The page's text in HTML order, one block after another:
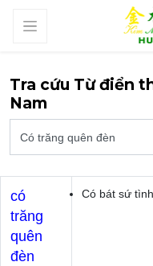
Tra cứu Từ điển
Nam
có
trăng
quên
đèn
Có bát sứ